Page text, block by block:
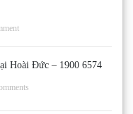
Hoài Đức – 1900 6574